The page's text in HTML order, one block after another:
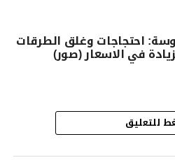
احتجاجات وغلق الطرقات
في الاسعار (صور)
للتعليق